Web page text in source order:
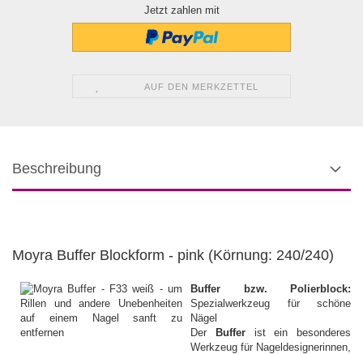
Jetzt zahlen mit
AUF DEN MERKZETTEL
Beschreibung
Moyra Buffer Blockform - pink (Körnung: 240/240)
Buffer bzw. Polierblock:
Spezialwerkzeug für schöne
Nägel
Der Bufferist ein besonderes
Werkzeug für Nageldesignerinnen,